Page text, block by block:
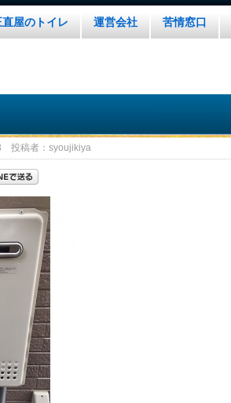
直屋のトイレ 運営会社 苦情窓口
投稿者：syoujikiya